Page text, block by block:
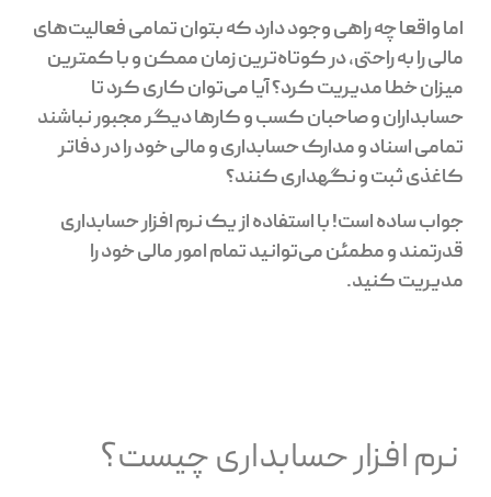
اما واقعا چه راهی وجود دارد که بتوان تمامی فعالیت‌های
مالی را به راحتی، در کوتاه‌ترین زمان ممکن و با کمترین
میزان خطا مدیریت کرد؟ آیا می‌توان کاری کرد تا
حسابداران و صاحبان کسب و کارها دیگر مجبور نباشند
تمامی اسناد و مدارک حسابداری و مالی خود را در دفاتر
کاغذی ثبت و نگهداری کنند؟
جواب ساده است! با استفاده از یک نرم افزار حسابداری
قدرتمند و مطمئن می‌توانید تمام امور مالی خود را
مدیریت کنید.
نرم افزار حسابداری چیست؟